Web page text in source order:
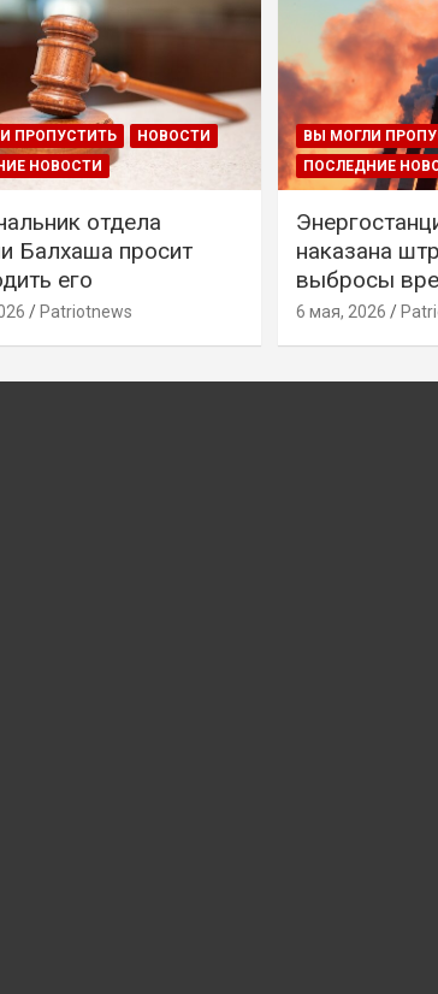
ПРОПУСТИТЬ
НОВОСТИ
НОВОСТИ
отдела
Балхаша просит
его
Patriotnews
ВЫ МОГЛИ
ПОСЛЕДНИЕ
наказана
выбросы
6 мая, 2026